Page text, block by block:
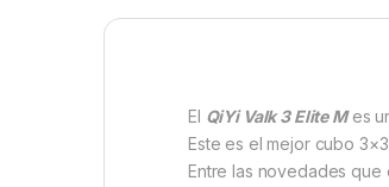
El QiYi Valk 3 Elite Mes
Este es el mejor cubo
Entre las novedades que